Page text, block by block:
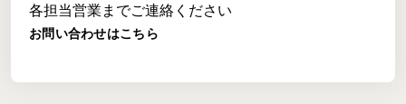
各担当営業までご連絡ください
お問い合わせはこちら